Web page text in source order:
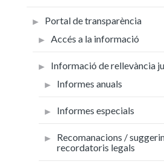
Portal de transparència
Accés a la informació
Informació de rellevància
Informes anuals
Informes especials
Recomanacions /
recordatoris legals